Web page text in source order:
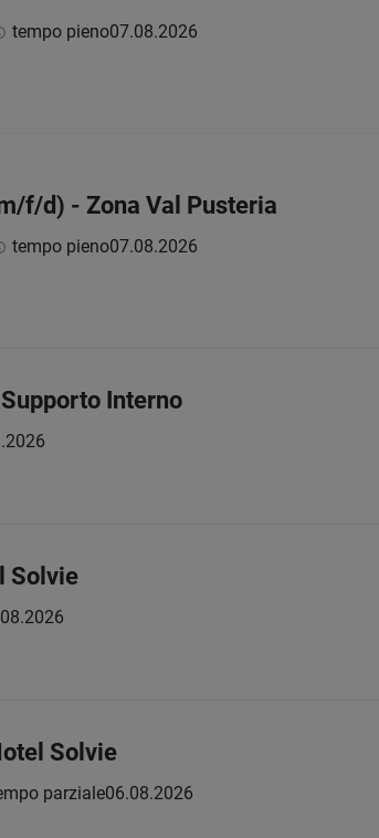
tempo pieno07.08.2026
f/d) - Zona Val Pusteria
tempo pieno07.08.2026
Interno
Solvie
Solvie
parziale06.08.2026